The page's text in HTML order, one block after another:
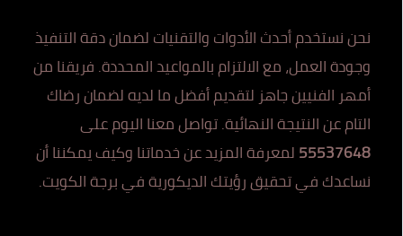
نحن نستخدم أحدث الأدوات والتقنيات لضمان دقة التنفيذ
وجودة العمل، مع الالتزام بالمواعيد المحددة. فريقنا من
أمهر الفنيين جاهز لتقديم أفضل ما لديه لضمان رضاك
التام عن النتيجة النهائية. تواصل معنا اليوم على
55537648لمعرفة المزيد عن خدماتنا وكيف يمكننا أن
نساعدك في تحقيق رؤيتك الديكورية في برجة الكويت.